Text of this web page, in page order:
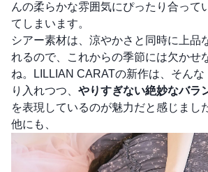
んの柔らかな雰囲気にぴったり合って
てしまいます。
シアー素材は、涼やかさと同時に上品
れるので、これからの季節には欠かせ
ね。LILLIAN CARATの新作は、そんな
り入れつつ、 やりすぎない絶妙なバラ
を表現しているのが魅力だと感じまし
他にも、